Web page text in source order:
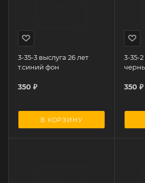
3-35-3 выслуга 26 лет
т.синий фон
350 ₽
В КОРЗИНУ
3-35-
350 ₽